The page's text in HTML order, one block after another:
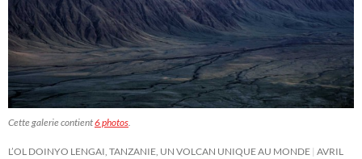
Cette galerie contient6 photos.
L’OL DOINYO LENGAI, TANZANIE, UN VOLCAN UNIQUE AU MONDE AVRIL